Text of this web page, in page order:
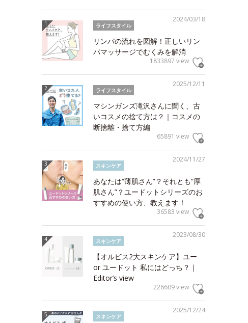
2024/03/18
ライフスタイル
リンパの流れを図解！正しいリン
パマッサージでむくみを解消
1833897 view
2025/12/11
ライフスタイル
マシンガンズ滝沢さんに聞く、古
いコスメの捨て方は？｜コスメの
断捨離・捨て方編
65891 view
2024/11/27
スキンケア
あなたは“薄肌さん”？それとも“厚
肌さん”？ユードットシリーズのお
すすめの使い方、教えます！
36583 view
2023/08/30
スキンケア
【オルビス2大スキンケア】ユー
or ユードット 私にはどっち？｜
Editor’s view
226609 view
2025/12/24
スキンケア